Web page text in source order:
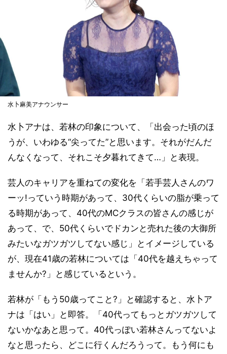
水卜麻美アナウンサー
水卜アナは、若林の印象について、「出会った頃のほ
うが、いわゆる“尖ってた”と思います。それがだんだ
んなくなって、それこそ夕暮れてきて…」と表現。
芸人のキャリアを重ねての変化を「若手芸人さんのワ
ーッ!っていう時期があって、30代くらいの脂が乗って
る時期があって、40代のMCクラスの皆さんの感じが
あって、で、50代くらいでドカンと売れた後の大御所
みたいなガツガツしてない感じ」とイメージしている
が、現在41歳の若林については「40代を越えちゃって
ませんか?」と感じているという。
若林が「もう50歳ってこと?」と確認すると、水卜ア
ナは「はい」と即答。「40代ってもっとガツガツして
ないかなあと思って。40代っぽい若林さんってないよ
なと思ったら、どこに行くんだろうって。もう何にも